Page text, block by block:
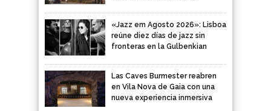
«Jazz em Agosto 2026»: Lisboa
reúne diez días de jazz sin
fronteras en la Gulbenkian
Las Caves Burmester reabren
en Vila Nova de Gaia con una
nueva experiencia inmersiva